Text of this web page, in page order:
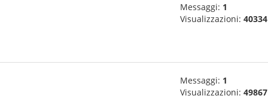
Messaggi: 1
Visualizzazioni: 40334
Messaggi: 1
Visualizzazioni: 49867